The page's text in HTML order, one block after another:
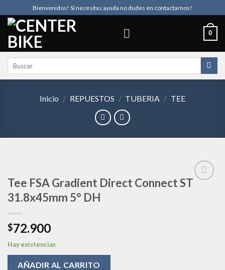
to
content
Bienvenidos! Si necesitas ayuda no dudes en contactarnos!
0
Inicio / REPUESTOS / TUBERIA / TEE
Tee FSA Gradient Direct Connect ST
31.8x45mm 5° DH
$72.900
Hay existencias
AÑADIR AL CARRITO